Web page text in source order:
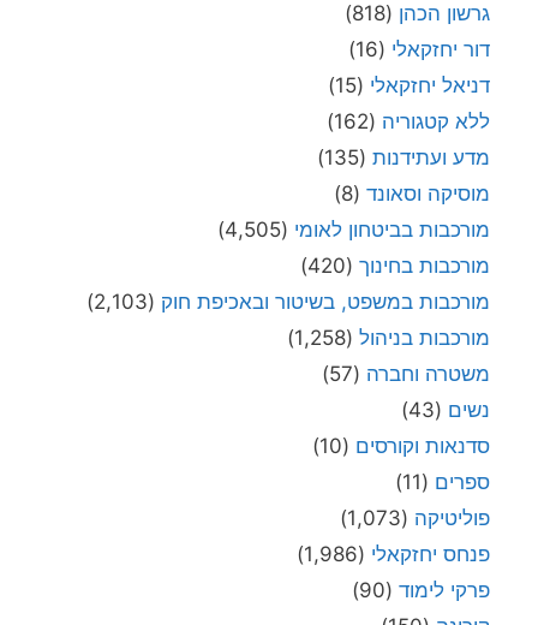
גרשון הכהן (818)
דור יחזקאלי (16)
דניאל יחזקאלי (15)
ללא קטגוריה (162)
מדע ועתידנות (135)
מוסיקה וסאונד (8)
מורכבות בביטחון לאומי (4,505)
מורכבות בחינוך (420)
מורכבות במשפט, בשיטור ובאכיפת חוק (2,103)
מורכבות בניהול (1,258)
משטרה וחברה (57)
נשים (43)
סדנאות וקורסים (10)
ספרים (11)
פוליטיקה (1,073)
פנחס יחזקאלי (1,986)
פרקי לימוד (90)